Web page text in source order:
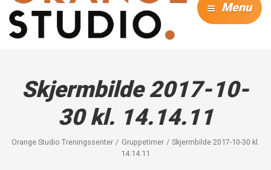
Menu
Skjermbilde 2017-10-
30 kl. 14.14.11
Orange Studio Treningssenter Gruppetimer
Skjermbilde 2017-10-30 kl.
14.14.11